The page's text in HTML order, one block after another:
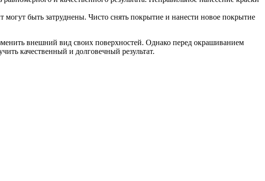
быть затруднены. Чисто снять покрытие и нанести новое покрытие
внешний вид своих поверхностей. Однако перед окрашиванием
качественный и долговечный результат.